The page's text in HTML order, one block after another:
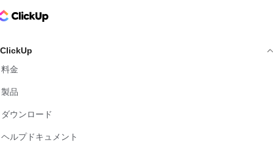
Logo
ClickUp
料金
製品
ダウンロード
ヘルプドキュメント